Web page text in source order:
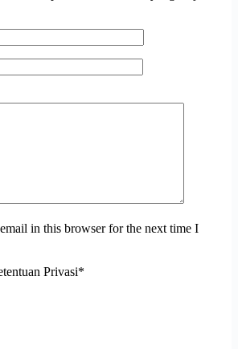
in this browser for the next time I
Privasi*